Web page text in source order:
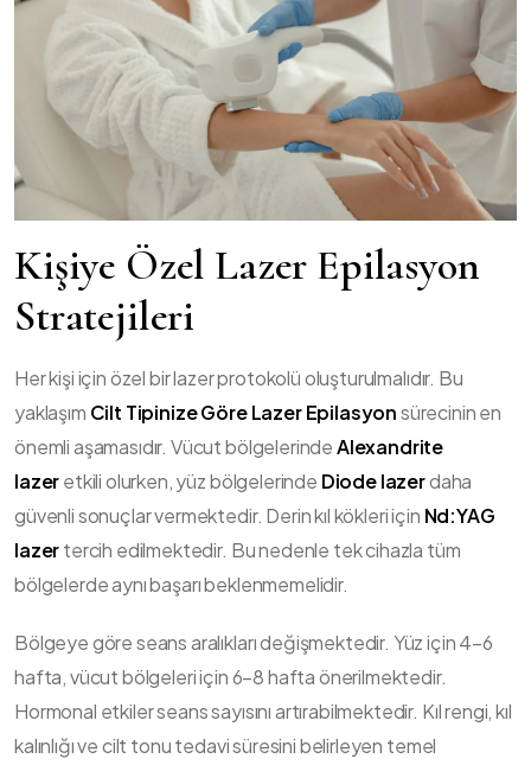
Kişiye Özel Lazer Epilasyon
Stratejileri
Her kişi için özel bir lazer protokolü oluşturulmalıdır. Bu
yaklaşım Cilt Tipinize Göre Lazer Epilasyonsürecinin en
önemli aşamasıdır. Vücut bölgelerindeAlexandrite
lazeretkili olurken, yüz bölgelerinde Diode lazerdaha
güvenli sonuçlar vermektedir. Derin kıl kökleri için Nd:YAG
lazertercih edilmektedir. Bu nedenle tek cihazla tüm
bölgelerde aynı başarı beklenmemelidir.
Bölgeye göre seans aralıkları değişmektedir. Yüz için 4–6
hafta, vücut bölgeleri için 6–8 hafta önerilmektedir.
Hormonal etkiler seans sayısını artırabilmektedir. Kıl rengi, kıl
kalınlığı ve cilt tonu tedavi süresini belirleyen temel